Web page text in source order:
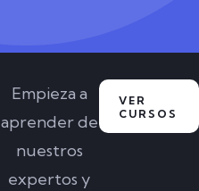
Empieza a
aprender de
nuestros
expertos y
VER
CURSOS